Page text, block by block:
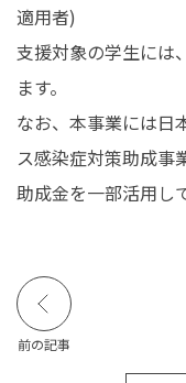
適用者)
支援対象の学生には
ます。
なお、本事業には日
ス感染症対策助成事
助成金を一部活用し
前の記事